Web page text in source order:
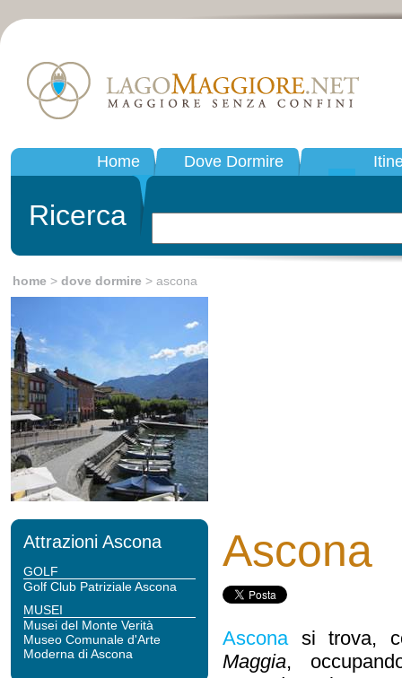
Home Dove Dormire
Ricerca
home > dove dormire > ascona
Attrazioni Ascona
GOLF
Golf Club Patriziale Ascona
MUSEI
Musei del Monte Verità
Museo Comunale d'Arte
Moderna di Ascona
Ascona
Asconasi trova,
Maggia,